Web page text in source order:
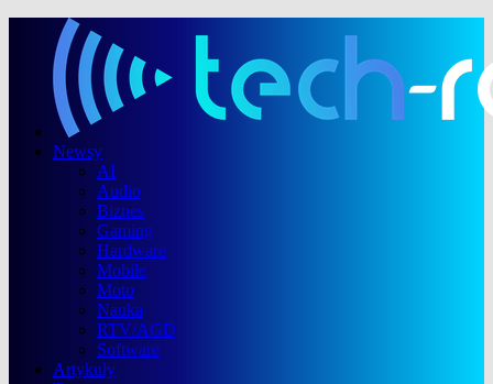
Newsy
AI
Audio
Biznes
Gaming
Hardware
Mobile
Moto
Nauka
RTV/AGD
Software
Artykuły